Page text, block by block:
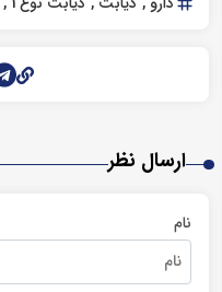
ارسال نظر
نام